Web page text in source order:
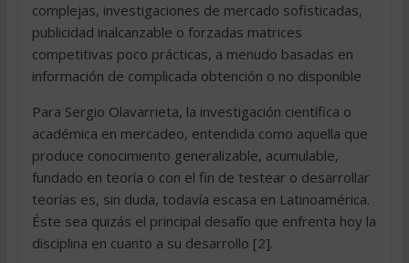
complejas, investigaciones de mercado sofisticadas,
publicidad inalcanzable o forzadas matrices
competitivas poco prácticas, a menudo basadas en
información de complicada obtención o no disponible
Para Sergio Olavarrieta, la investigación científica o
académica en mercadeo, entendida como aquella que
produce conocimiento generalizable, acumulable,
fundado en teoría o con el fin de testear o desarrollar
teorías es, sin duda, todavía escasa en Latinoamérica.
Éste sea quizás el principal desafío que enfrenta hoy la
disciplina en cuanto a su desarrollo [2].